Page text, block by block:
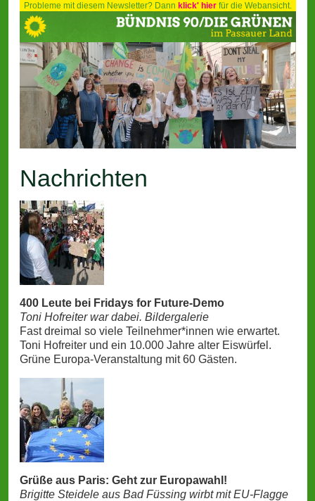
Probleme mit diesem Newsletter? Dann klick' hierfür die Webansicht.
Nachrichten
400 Leute bei Fridays for Future-Demo
Toni Hofreiter war dabei. Bildergalerie
Fast dreimal so viele Teilnehmer*innen wie erwartet.
Toni Hofreiter und ein 10.000 Jahre alter Eiswürfel.
Grüne Europa-Veranstaltung mit 60 Gästen.
Grüße aus Paris: Geht zur Europawahl!
Brigitte Steidele aus Bad Füssing wirbt mit EU-Flagge